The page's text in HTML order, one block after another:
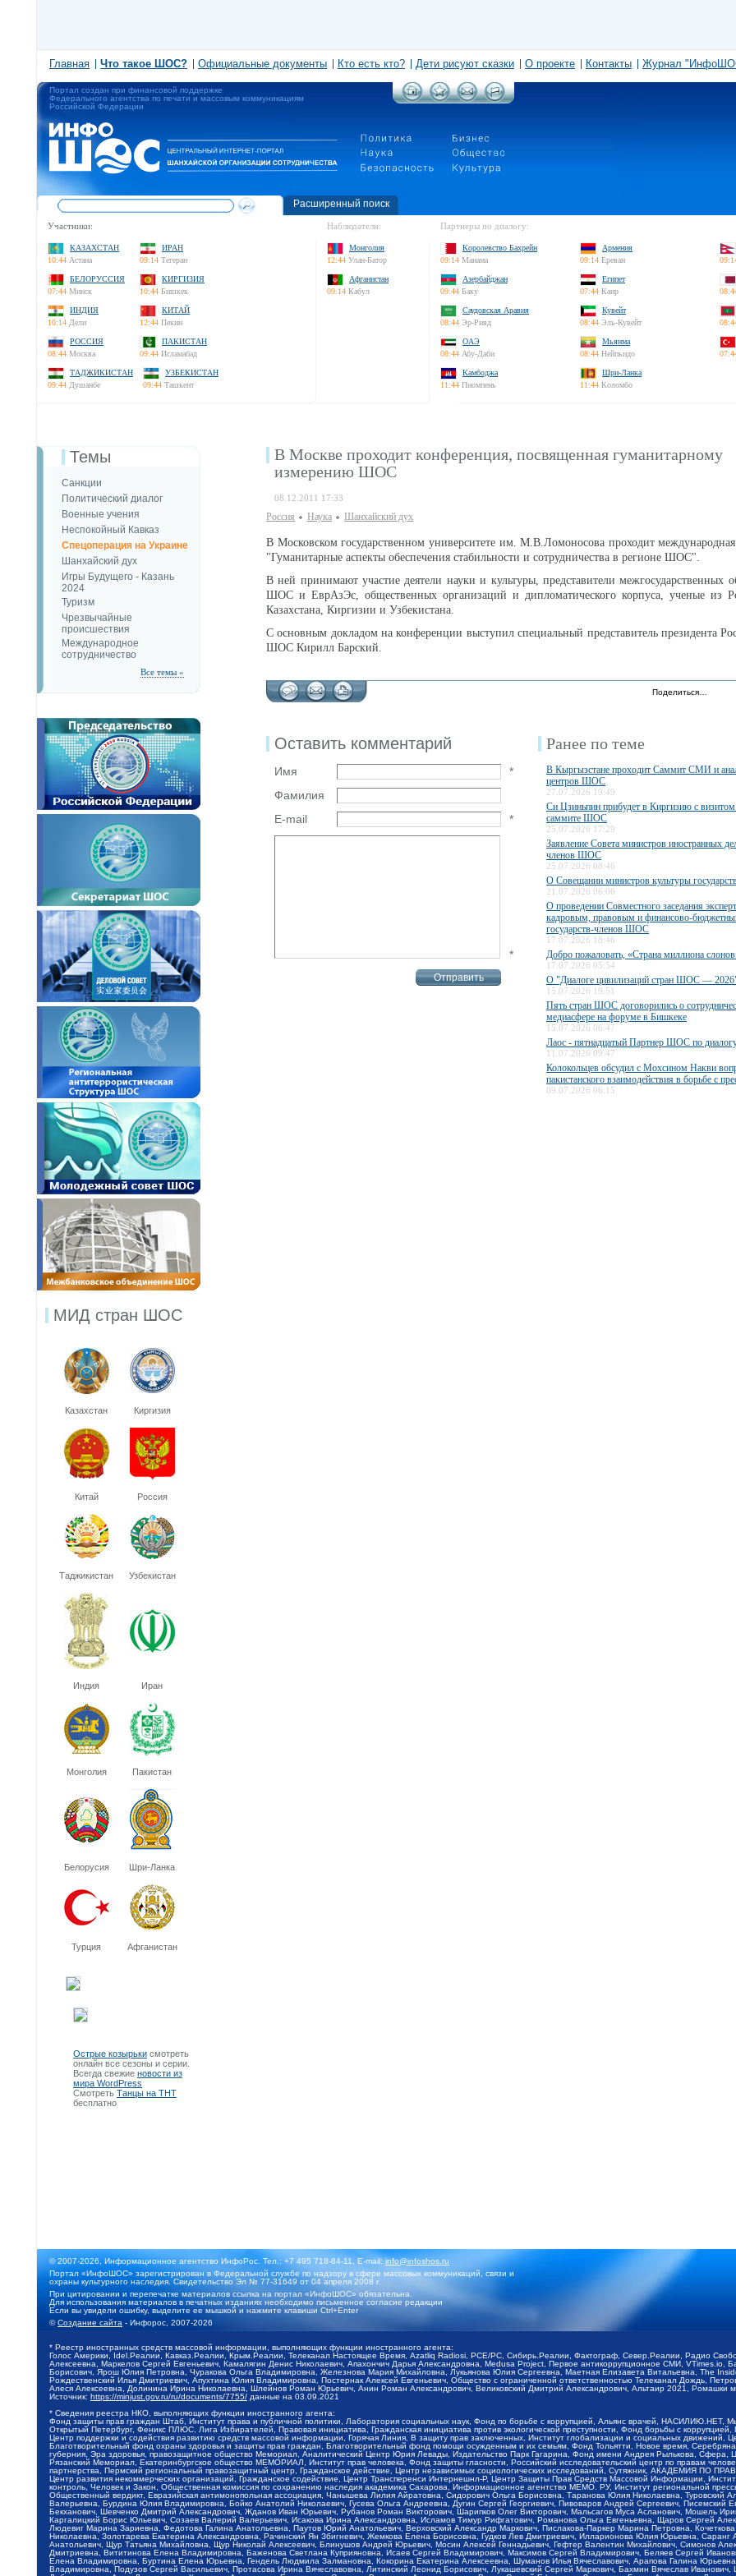
Главная Что такое ШОС? Официальные документы Кто есть кто? Дети рисуют сказки О проекте Контакты Журнал
Портал создан при финансовой поддержке
Федерального агентства по печати и массовым коммуникациям
Российской Федерации
Расширенный поиск
Участники:
КАЗАХСТАН
10:44 Астана
ИРАН
09:14 Тегеран
БЕЛОРУССИЯ
07:44 Минск
КИРГИЗИЯ
10:44 Бишкек
ИНДИЯ
10:14 Дели
КИТАЙ
12:44 Пекин
РОССИЯ
08:44 Москва
ПАКИСТАН
09:44 Исламабад
ТАДЖИКИСТАН
09:44 Душанбе
УЗБЕКИСТАН
09:44 Ташкент
Наблюдатели:
Монголия
12:44 Улан-Батор
Афганистан
09:14 Кабул
Партнеры по диалогу:
Королевство Бахрейн
09:14 Манама
Армения
09:14 Ереван
Азербайджан
09:44 Баку
Египет
07:44 Каир
Саудовская Аравия
08:44 Эр-Рияд
Кувейт
08:44 Эль-Кувейт
ОАЭ
08:44 Абу-Даби
Мьянма
08:44 Нейпьидо
Камбоджа
11:44 Пномпень
Шри-Ланка
11:44 Коломбо
Темы
Санкции
Политический диалог
Военные учения
Неспокойный Кавказ
Спецоперация на Украине
Шанхайский дух
Игры Будущего - Казань
2024
Туризм
Чрезвычайные
происшествия
Международное
сотрудничество
Все темы »
МИД стран ШОС
Казахстан Киргизия
Китай Россия
Таджикистан Узбекистан
Индия Иран
Монголия Пакистан
Белорусия Шри-Ланка
Турция Афганистан
Острые козырьки смотреть
онлайн все сезоны и серии.
Всегда свежие новости из
мира WordPress
Смотреть Танцы на ТНТ
бесплатно
В Москве проходит конференция, посвященная гуманитарному
измерению ШОС
08.12.2011 17:33
Россия Наука Шанхайский дух
В Московском государственном университете им. М.В.Ломоносова проходит
"Гуманитарные аспекты обеспечения стабильности и сотрудничества в регионе ШОС".
В ней принимают участие деятели науки и культуры, представители межгосударственных
ШОС и ЕврАзЭс, общественных организаций и дипломатического корпуса, ученые из
Казахстана, Киргизии и Узбекистана.
С основным докладом на конференции выступил специальный представитель президента
ШОС Кирилл Барский.
Поделиться…
Оставить комментарий
Имя
*
Фамилия
E-mail
*
*
Ранее по теме
В Кыргызстане проходит Саммит СМИ и
центров ШОС
27.07.2026 19:49
Си Цзиньпин прибудет в Киргизию с
саммите ШОС
25.07.2026 17:29
Заявление Совета министров иностранных
членов ШОС
25.07.2026 08:46
О Совещании министров культуры
21.07.2026 06:06
О проведении Совместного заседания
кадровым, правовым и финансово-
государств-членов ШОС
17.07.2026 18:46
Добро пожаловать, «Страна миллиона
17.07.2026 05:54
О "Диалоге цивилизаций стран ШОС —
15.07.2026 19:51
Пять стран ШОС договорились о
медиасфере на форуме в Бишкеке
15.07.2026 06:47
Лаос - пятнадцатый Партнер ШОС по
11.07.2026 09:47
Колокольцев обсудил с Мохсином Накви
пакистанского взаимодействия в борьбе с
09.07.2026 06:15
© 2007-2026, Информационное агентство ИнфоРос. Тел.: +7 495 718-84-11, E-mail:info@infoshos.ru
Портал «ИнфоШОС» зарегистрирован в Федеральной службе по надзору в сфере массовых коммуникаций, связи и
охраны культурного наследия. Свидетельство Эл № 77-31649 от 04 апреля 2008 г.
При цитировании и перепечатке материалов ссылка на портал «ИнфоШОС» обязательна.
Для использования материалов в печатных изданиях необходимо письменное согласие редакции
Если вы увидели ошибку, выделите ее мышкой и нажмите клавиши Ctrl+Enter
©Создание сайта - Инфорос, 2007-2026
* Реестр иностранных средств массовой информации, выполняющих функции иностранного агента:
Голос Америки, Idel.Реалии, Кавказ.Реалии, Крым.Реалии, Телеканал Настоящее Время, Azatliq Radiosi, PCE/PC, Сибирь.Реалии, Фактограф, Север.Реалии, Радио
Алексеевна, Маркелов Сергей Евгеньевич, Камалягин Денис Николаевич, Апахончич Дарья Александровна, Medusa Project, Первое антикоррупционное СМИ,
Борисович, Ярош Юлия Петровна, Чуракова Ольга Владимировна, Железнова Мария Михайловна, Лукьянова Юлия Сергеевна, Маетная Елизавета Витальевна, The
Рождественский Илья Дмитриевич, Апухтина Юлия Владимировна, Постернак Алексей Евгеньевич, Общество с ограниченной ответственностью Телеканал Дождь,
Алеся Алексеевна, Долинина Ирина Николаевна, Шлейнов Роман Юрьевич, Анин Роман Александрович, Великовский Дмитрий Александрович, Альтаир 2021, Ромашки
Источник: https://minjust.gov.ru/ru/documents/7755/ данные на 03.09.2021
* Сведения реестра НКО, выполняющих функции иностранного агента:
Фонд защиты прав граждан Штаб, Институт права и публичной политики, Лаборатория социальных наук, Фонд по борьбе с коррупцией, Альянс врачей,
Открытый Петербург, Феникс ПЛЮС, Лига Избирателей, Правовая инициатива, Гражданская инициатива против экологической преступности, Фонд борьбы с
Центр поддержки и содействия развитию средств массовой информации, Горячая Линия, В защиту прав заключенных, Институт глобализации и социальных
Благотворительный фонд охраны здоровья и защиты прав граждан, Благотворительный фонд помощи осужденным и их семьям, Фонд Тольятти, Новое время,
губерния, Эра здоровья, правозащитное общество Мемориал, Аналитический Центр Юрия Левады, Издательство Парк Гагарина, Фонд имени Андрея Рылькова,
Рязанский Мемориал, Екатеринбургское общество МЕМОРИАЛ, Институт прав человека, Фонд защиты гласности, Российский исследовательский центр по правам
партнерства, Пермский региональный правозащитный центр, Гражданское действие, Центр независимых социологических исследований, Сутяжник, АКАДЕМИЯ ПО
Центр развития некоммерческих организаций, Гражданское содействие, Центр Трансперенси Интернешнл-Р, Центр Защиты Прав Средств Массовой Информации,
контроль, Человек и Закон, Общественная комиссия по сохранению наследия академика Сахарова, Информационное агентство МЕМО. РУ, Институт региональной
Общественный вердикт, Евразийская антимонопольная ассоциация, Чанышева Лилия Айратовна, Сидорович Ольга Борисовна, Таранова Юлия Николаевна, Туровский
Валерьевна, Бурдина Юлия Владимировна, Бойко Анатолий Николаевич, Гусева Ольга Андреевна, Дугин Сергей Георгиевич, Пивоваров Андрей Сергеевич, Писемский
Бекханович, Шевченко Дмитрий Александрович, Жданов Иван Юрьевич, Рубанов Роман Викторович, Шарипков Олег Викторович, Мальсагов Муса Асланович, Мошель
Каргалицкий Борис Юльевич, Созаев Валерий Валерьевич, Исакова Ирина Александровна, Исламов Тимур Рифгатович, Романова Ольга Евгеньевна, Щаров Сергей
Людевиг Марина Зариевна, Федотова Галина Анатольевна, Паутов Юрий Анатольевич, Верховский Александр Маркович, Пислакова-Паркер Марина Петровна,
Николаевна, Золотарева Екатерина Александровна, Рачинский Ян Збигневич, Жемкова Елена Борисовна, Гудков Лев Дмитриевич, Илларионова Юлия Юрьевна,
Анатольевич, Щур Татьяна Михайловна, Щур Николай Алексеевич, Блинушов Андрей Юрьевич, Мосин Алексей Геннадьевич, Гефтер Валентин Михайлович, Симонов
Дмитриевна, Вититинова Елена Владимировна, Баженова Светлана Куприяновна, Исаев Сергей Владимирович, Максимов Сергей Владимирович, Беляев Сергей
Елена Владимировна, Буртина Елена Юрьевна, Гендель Людмила Залмановна, Кокорина Екатерина Алексеевна, Шуманов Илья Вячеславович, Арапова Галина
Владимировна, Подузов Сергей Васильевич, Протасова Ирина Вячеславовна, Литинский Леонид Борисович, Лукашевский Сергей Маркович, Бахмин Вячеслав